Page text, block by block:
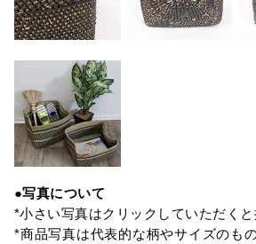
●写真について
*小さい写真はクリックしていただくと
*商品写真は代表的な柄やサイズのも